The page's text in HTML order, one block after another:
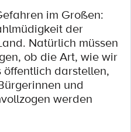
im Großen:
der
Natürlich müssen
ob die Art, wie wir
öffentlich darstellen,
und
werden